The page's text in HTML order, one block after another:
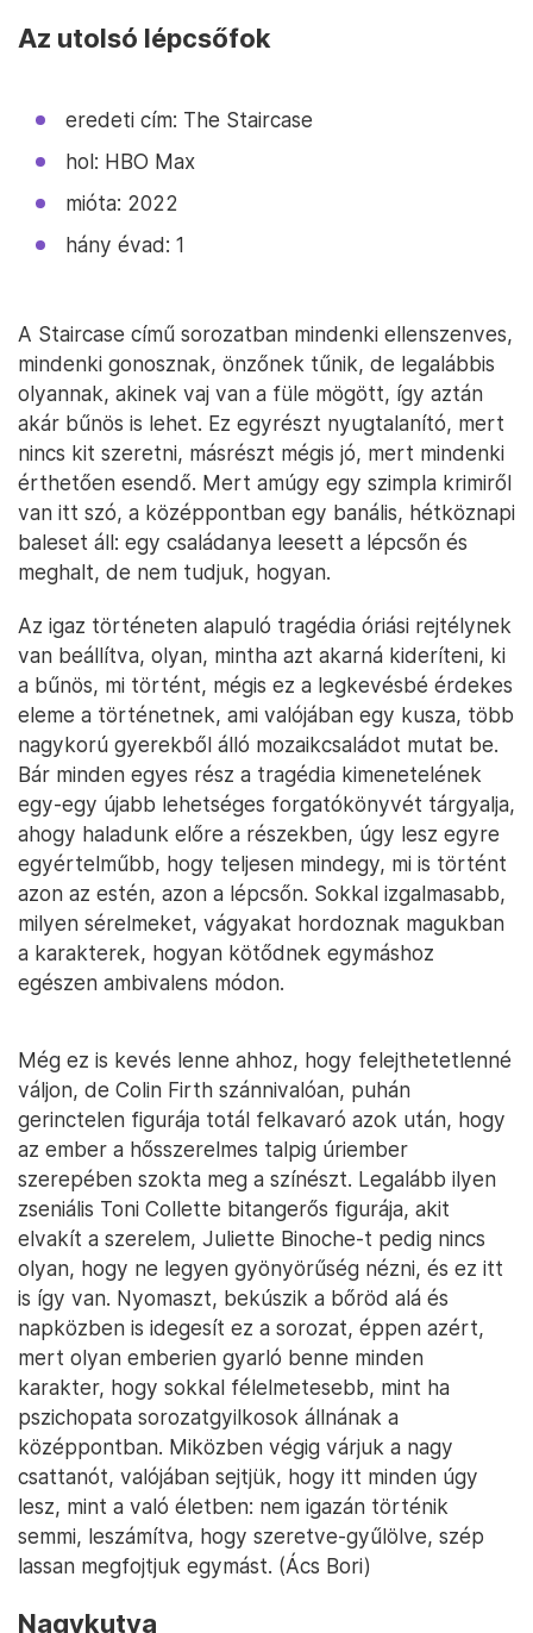
Az utolsó lépcsőfok
eredeti cím: The Staircase
hol: HBO Max
mióta: 2022
hány évad: 1
A Staircase című sorozatban mindenki ellenszenves,
mindenki gonosznak, önzőnek tűnik, de legalábbis
olyannak, akinek vaj van a füle mögött, így aztán
akár bűnös is lehet. Ez egyrészt nyugtalanító, mert
nincs kit szeretni, másrészt mégis jó, mert mindenki
érthetően esendő. Mert amúgy egy szimpla krimiről
van itt szó, a középpontban egy banális, hétköznapi
baleset áll: egy családanya leesett a lépcsőn és
meghalt, de nem tudjuk, hogyan.
Az igaz történeten alapuló tragédia óriási rejtélynek
van beállítva, olyan, mintha azt akarná kideríteni, ki
a bűnös, mi történt, mégis ez a legkevésbé érdekes
eleme a történetnek, ami valójában egy kusza, több
nagykorú gyerekből álló mozaikcsaládot mutat be.
Bár minden egyes rész a tragédia kimenetelének
egy-egy újabb lehetséges forgatókönyvét tárgyalja,
ahogy haladunk előre a részekben, úgy lesz egyre
egyértelműbb, hogy teljesen mindegy, mi is történt
azon az estén, azon a lépcsőn. Sokkal izgalmasabb,
milyen sérelmeket, vágyakat hordoznak magukban
a karakterek, hogyan kötődnek egymáshoz
egészen ambivalens módon.
Még ez is kevés lenne ahhoz, hogy felejthetetlenné
váljon, de Colin Firth szánnivalóan, puhán
gerinctelen figurája totál felkavaró azok után, hogy
az ember a hősszerelmes talpig úriember
szerepében szokta meg a színészt. Legalább ilyen
zseniális Toni Collette bitangerős figurája, akit
elvakít a szerelem, Juliette Binoche-t pedig nincs
olyan, hogy ne legyen gyönyörűség nézni, és ez itt
is így van. Nyomaszt, bekúszik a bőröd alá és
napközben is idegesít ez a sorozat, éppen azért,
mert olyan emberien gyarló benne minden
karakter, hogy sokkal félelmetesebb, mint ha
pszichopata sorozatgyilkosok állnának a
középpontban. Miközben végig várjuk a nagy
csattanót, valójában sejtjük, hogy itt minden úgy
lesz, mint a való életben: nem igazán történik
semmi, leszámítva, hogy szeretve-gyűlölve, szép
lassan megfojtjuk egymást. (Ács Bori)
Nagykutya